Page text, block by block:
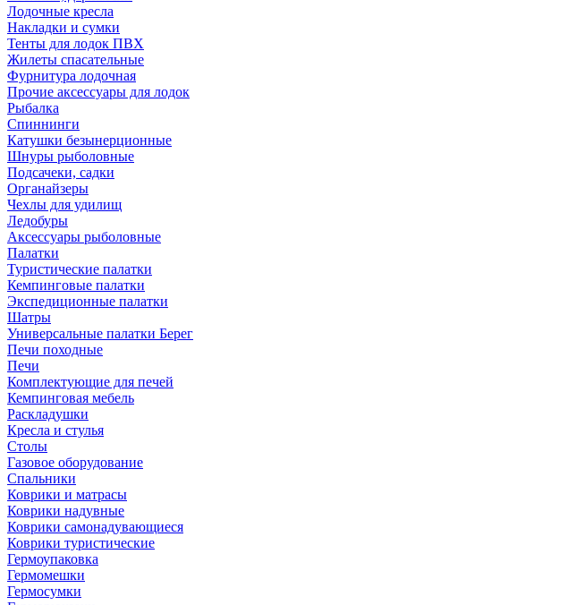
Лодочные кресла
Накладки и сумки
Тенты для лодок ПВХ
Жилеты спасательные
Фурнитура лодочная
Прочие аксессуары для лодок
Рыбалка
Спиннинги
Катушки безынерционные
Шнуры рыболовные
Подсачеки, садки
Органайзеры
Чехлы для удилищ
Ледобуры
Аксессуары рыболовные
Палатки
Туристические палатки
Кемпинговые палатки
Экспедиционные палатки
Шатры
Универсальные палатки Берег
Печи походные
Печи
Комплектующие для печей
Кемпинговая мебель
Раскладушки
Кресла и стулья
Столы
Газовое оборудование
Спальники
Коврики и матрасы
Коврики надувные
Коврики самонадувающиеся
Коврики туристические
Гермоупаковка
Гермомешки
Гермосумки